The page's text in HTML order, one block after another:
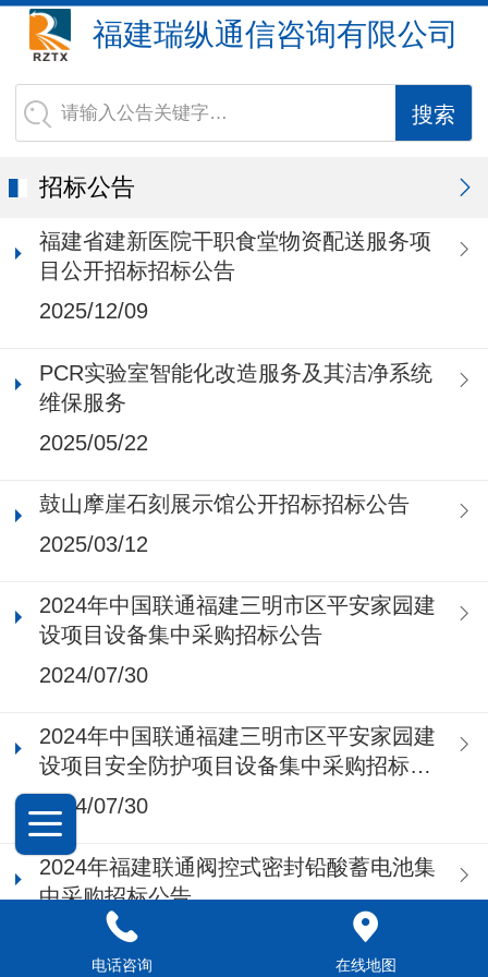
福建瑞纵通信咨询有限公司
请输入公告关键字…
招标公告
福建省建新医院干职食堂物资配送服务项
目公开招标招标公告
2025/12/09
PCR实验室智能化改造服务及其洁净系统
维保服务
2025/05/22
鼓山摩崖石刻展示馆公开招标招标公告
2025/03/12
2024年中国联通福建三明市区平安家园建
设项目设备集中采购招标公告
2024/07/30
2024年中国联通福建三明市区平安家园建
设项目安全防护项目设备集中采购招标公
告
2024/07/30
2024年福建联通阀控式密封铅酸蓄电池集
中采购招标公告
2024/06/28
电话咨询 在线地图